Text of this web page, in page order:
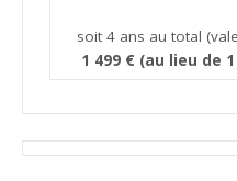
soit 4 ans au total
1 499 € (au lieu de 1